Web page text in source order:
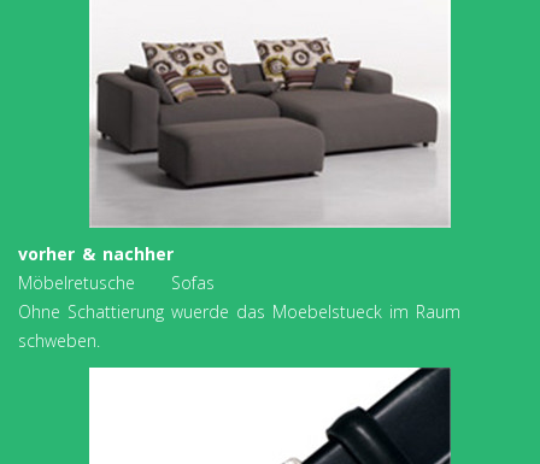
vorher & nachher
Möbelretusche Sofas
Ohne Schattierung wuerde das Moebelstueck im Raum
schweben.